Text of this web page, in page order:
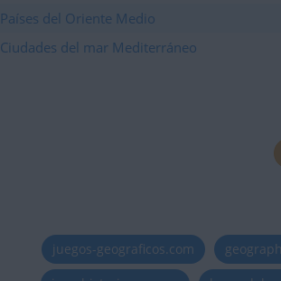
Países del Oriente Medio
Ciudades del mar Mediterráneo
juegos-geograficos.com